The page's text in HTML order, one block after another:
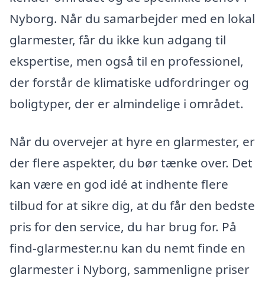
Nyborg. Når du samarbejder med en lokal
glarmester, får du ikke kun adgang til
ekspertise, men også til en professionel,
der forstår de klimatiske udfordringer og
boligtyper, der er almindelige i området.
Når du overvejer at hyre en glarmester, er
der flere aspekter, du bør tænke over. Det
kan være en god idé at indhente flere
tilbud for at sikre dig, at du får den bedste
pris for den service, du har brug for. På
find-glarmester.nu kan du nemt finde en
glarmester i Nyborg, sammenligne priser